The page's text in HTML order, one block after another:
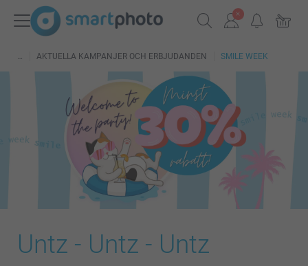
AKTUELLA KAMPANJER OCH ERBJUDANDEN SMILE WEEK
Untz - Untz - Untz